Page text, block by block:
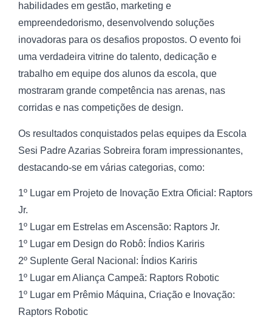
habilidades em gestão, marketing e
empreendedorismo, desenvolvendo soluções
inovadoras para os desafios propostos. O evento foi
uma verdadeira vitrine do talento, dedicação e
trabalho em equipe dos alunos da escola, que
mostraram grande competência nas arenas, nas
corridas e nas competições de design.
Os resultados conquistados pelas equipes da Escola
Sesi Padre Azarias Sobreira foram impressionantes,
destacando-se em várias categorias, como:
1º Lugar em Projeto de Inovação Extra Oficial: Raptors
Jr.
1º Lugar em Estrelas em Ascensão: Raptors Jr.
1º Lugar em Design do Robô: Índios Kariris
2º Suplente Geral Nacional: Índios Kariris
1º Lugar em Aliança Campeã: Raptors Robotic
1º Lugar em Prêmio Máquina, Criação e Inovação:
Raptors Robotic